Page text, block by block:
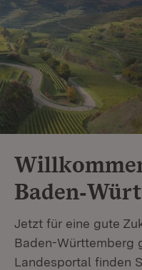
Jetzt für eine gute
Baden-Württemberg
Landesportal finden